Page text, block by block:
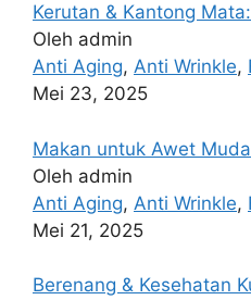
Kerutan & Kantong
Oleh admin
Anti Aging, Anti Wrinkle,
Mei 23, 2025
Makan untuk Awet
Oleh admin
Anti Aging, Anti Wrinkle,
Mei 21, 2025
Berenang & Kesehatan